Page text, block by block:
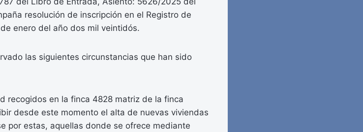
resolución de inscripción en el Registro de
enero del año dos mil veintidós.
las siguientes circunstancias que han sido
recogidos en la finca 4828 matriz de la finca
desde este momento el alta de nuevas viviendas
por estas, aquellas donde se ofrece mediante